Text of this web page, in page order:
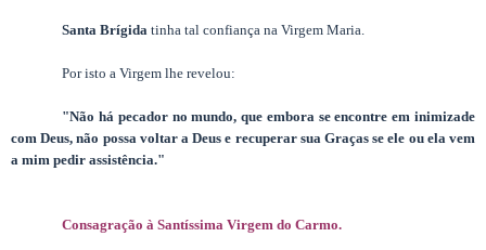
Santa Brígida tinha tal confiança na Virgem Maria.
Por isto a Virgem lhe revelou:
"Não há pecador no mundo, que embora se encontre em inimizade
com Deus, não possa voltar a Deus e recuperar sua Graças se ele ou ela vem
a mim pedir assistência."
Consagração à Santíssima Virgem do Carmo.